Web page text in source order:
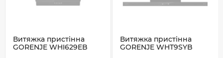
Витяжка пристінна
GORENJE WHI629EB
Витяжка пристінна
GORENJE WHT9SYB